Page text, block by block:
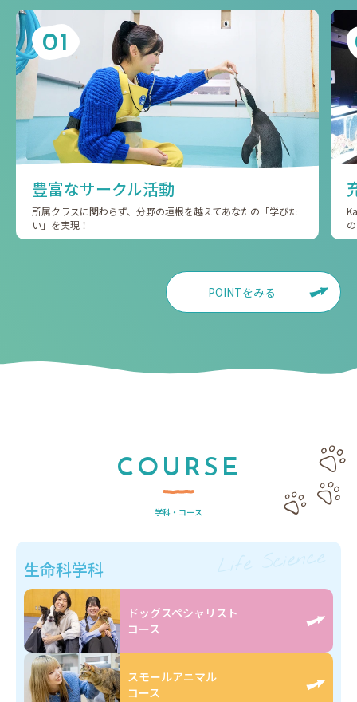
01
豊富なサークル活動
所属クラスに関わらず、分野の垣根を越えてあなたの「学びた
い」を実現！
POINTをみる
COURSE
学科・コース
生命科学科 Life Science
ドッグスペシャリスト
コース
スモールアニマル
コース